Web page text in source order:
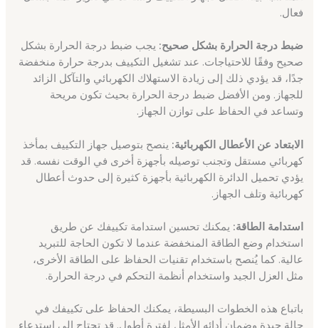
فعال.
ضبط درجة الحرارة بشكل صحيح: يجب ضبط درجة الحرارة بشكل
صحيح وفقًا للاحتياجات. عند تشغيل التكييف بدرجة حرارة منخفضة
جدًا، قد يؤدي ذلك إلى زيادة الاستهلاك الكهربائي والتآكل الزائد
للجهاز. ومن الأفضل ضبط درجة الحرارة بحيث تكون مريحة
وتساعد في الحفاظ على توازن الجهاز.
الابتعاد عن الأعطال الكهربائية: ينصح بتوصيل جهاز التكييف بمأخذ
كهربائي مستقل وتجنب توصيله بأجهزة أخرى في الوقت نفسه. قد
يؤدي تحميل الدائرة الكهربائية بأجهزة كثيرة إلى حدوث أعطال
كهربائية وتلف الجهاز.
استدامة الطاقة: يمكنك تحسين استدامة تكييفك عن طريق
استخدام وضع الطاقة المنخفضة عندما لا تكون الحاجة للتبريد
عالية. كما يُنصح باستخدام تقنيات الحفاظ على الطاقة الأخرى،
مثل العزل الجيد واستخدام أنظمة التحكم في درجة الحرارة.
باتباع هذه الخطوات البسيطة، يمكنك الحفاظ على تكييفك في
حالة جيدة وضمان أدائه الأمثل لفترة أطول. قد تحتاج إلى استدعاء